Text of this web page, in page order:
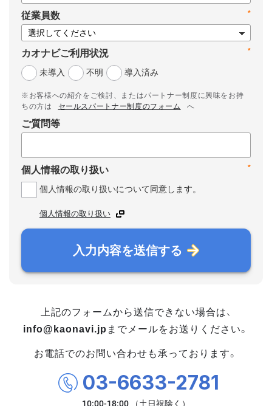
*
従業員数
*
カオナビご利用状況
未導入
不明 導入済み
※お客様への紹介をご検討、またはパートナー制度に興味をお持
ちの方は
セールスパートナー制度のフォーム へ
ご質問等
*
個人情報の取り扱い
個人情報の取り扱いについて同意します。
個人情報の取り扱い
入力内容を送信する
上記のフォームから送信できない場合は、
info@kaonavi.jp までメールをお送りください。
お電話でのお問い合わせも承っております。
03-6633-2781